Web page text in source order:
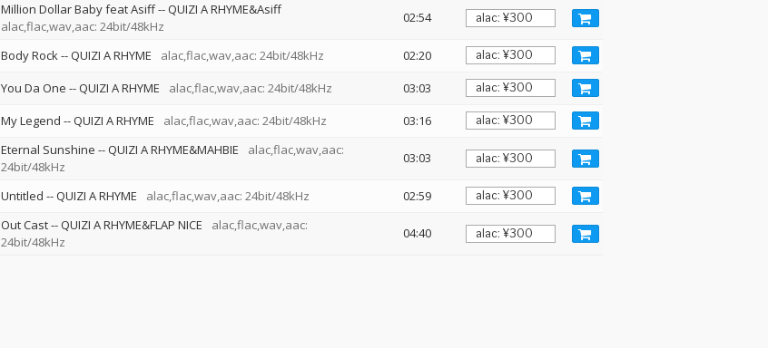
Million Dollar Baby feat Asiff--QUIZI A RHYME&Asiff
alac,flac,wav,aac: 24bit/48kHz
02:54
Body Rock--QUIZI A RHYME alac,flac,wav,aac: 24bit/48kHz
02:20
You Da One --QUIZI A RHYME alac,flac,wav,aac: 24bit/48kHz
03:03
My Legend --QUIZI A RHYME alac,flac,wav,aac: 24bit/48kHz 03:16
Eternal Sunshine --QUIZI A RHYME&MAHBIE
alac,flac,wav,aac:
24bit/48kHz
03:03
Untitled --QUIZI A RHYME alac,flac,wav,aac: 24bit/48kHz 02:59
Out Cast--QUIZI A RHYME&FLAP NICE
alac,flac,wav,aac:
24bit/48kHz
04:40